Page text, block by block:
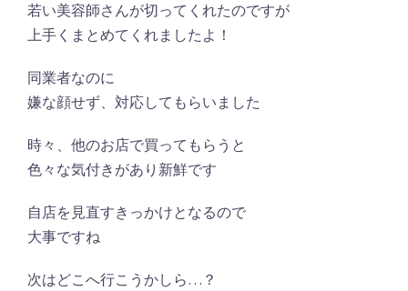
若い美容師さんが切ってくれたのですが
上手くまとめてくれましたよ！
同業者なのに
嫌な顔せず、対応してもらいました
時々、他のお店で買ってもらうと
色々な気付きがあり新鮮です
自店を見直すきっかけとなるので
大事ですね
次はどこへ行こうかしら…？